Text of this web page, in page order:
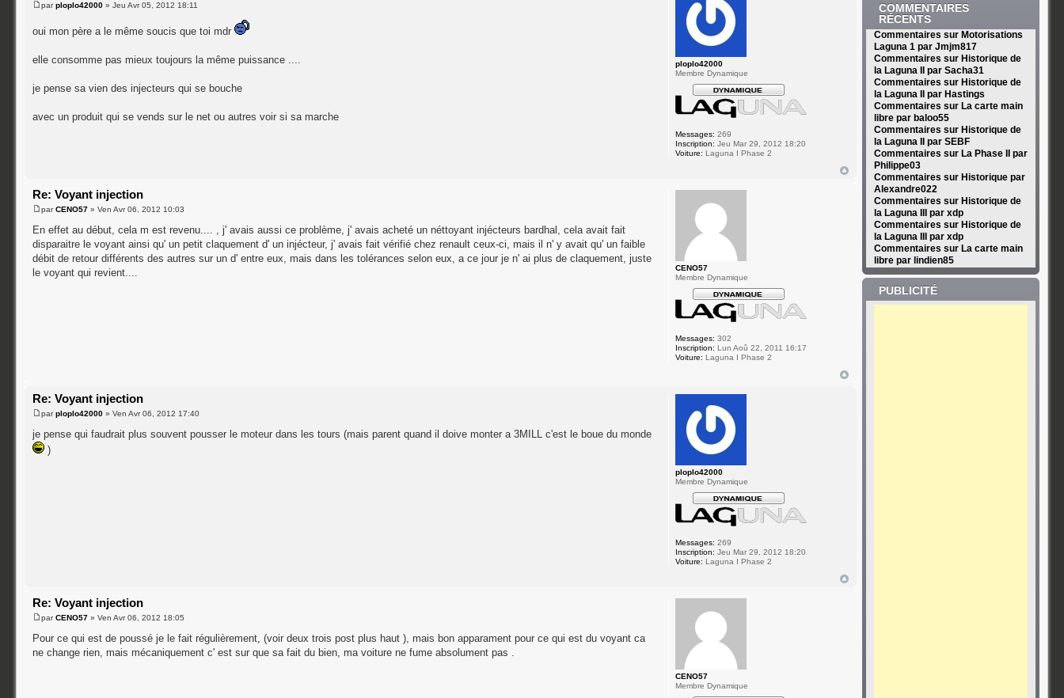
parploplo42000 » Jeu Avr 05, 2012 18:11
oui mon père a le même soucis que toi mdr
elle consomme pas mieux toujours la même puissance ....
je pense sa vien des injecteurs qui se bouche
avec un produit qui se vends sur le net ou autres voir si sa marche
ploplo42000
Membre Dynamique
Messages: 269
Inscription: Jeu Mar 29, 2012 18:20
Voiture: Laguna I Phase 2
Re: Voyant injection
parCENO57 » Ven Avr 06, 2012 10:03
En effet au début, cela m est revenu.... , j' avais aussi ce problème, j' avais acheté un néttoyant injécteurs bardhal, cela avait fait
disparaitre le voyant ainsi qu' un petit claquement d' un injécteur, j' avais fait vérifié chez renault ceux-ci, mais il n' y avait qu' un faible
débit de retour différents des autres sur un d' entre eux, mais dans les tolérances selon eux, a ce jour je n' ai plus de claquement, juste
le voyant qui revient....
CENO57
Membre Dynamique
Messages: 302
Inscription: Lun Aoû 22, 2011 16:17
Voiture: Laguna I Phase 2
Re: Voyant injection
parploplo42000 » Ven Avr 06, 2012 17:40
je pense qui faudrait plus souvent pousser le moteur dans les tours (mais parent quand il doive monter a 3MILL c'est le boue du monde
)
ploplo42000
Membre Dynamique
Messages: 269
Inscription: Jeu Mar 29, 2012 18:20
Voiture: Laguna I Phase 2
Re: Voyant injection
parCENO57 » Ven Avr 06, 2012 18:05
Pour ce qui est de poussé je le fait régulièrement, (voir deux trois post plus haut ), mais bon apparament pour ce qui est du voyant ca
ne change rien, mais mécaniquement c' est sur que sa fait du bien, ma voiture ne fume absolument pas .
CENO57
Membre Dynamique
COMMENTAIRES
RÉCENTS
Commentaires sur Motorisations
Laguna 1 par Jmjm817
Commentaires sur Historique de
la Laguna II par Sacha31
Commentaires sur Historique de
la Laguna II par Hastings
Commentaires sur La carte main
libre par baloo55
Commentaires sur Historique de
la Laguna II par SEBF
Commentaires sur La Phase II par
Philippe03
Commentaires sur Historique par
Alexandre022
Commentaires sur Historique de
la Laguna III par xdp
Commentaires sur Historique de
la Laguna III par xdp
Commentaires sur La carte main
libre par lindien85
PUBLICITÉ